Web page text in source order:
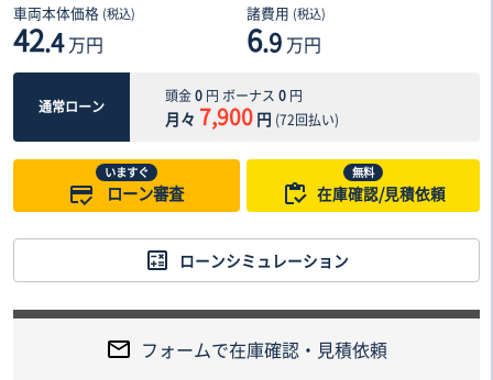
車両本体価格 (税込)
42.4 万円
諸費用 (税込)
6.9 万円
通常ローン
頭金0円 ボーナス 0円
月々 7,900円 (72回払い)
いますぐ
ローン審査
無料
在庫確認/見積依頼
ローンシミュレーション
フォームで在庫確認・見積依頼